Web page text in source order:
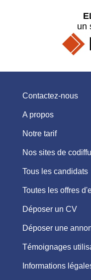
un
Contactez-nous
A propos
Notre tarif
Nos sites de
Tous les candidats
Toutes les offres
Déposer un CV
Déposer une
Témoignages
Informations